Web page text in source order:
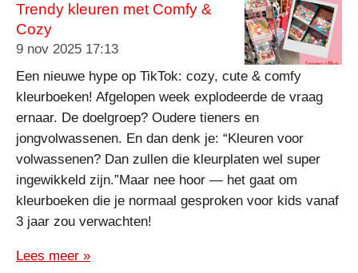
Trendy kleuren met Comfy &
Cozy
9 nov 2025 17:13
Een nieuwe hype op TikTok: cozy, cute & comfy
kleurboeken! Afgelopen week explodeerde de vraag
ernaar. De doelgroep? Oudere tieners en
jongvolwassenen. En dan denk je: “Kleuren voor
volwassenen? Dan zullen die kleurplaten wel super
ingewikkeld zijn.”Maar nee hoor — het gaat om
kleurboeken die je normaal gesproken voor kids vanaf
3 jaar zou verwachten!
Lees meer »